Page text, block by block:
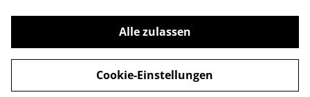
©2026Pirbee å pur – Honey-Factory
powered by
Alle zulassen
Cookie-Einstellungen